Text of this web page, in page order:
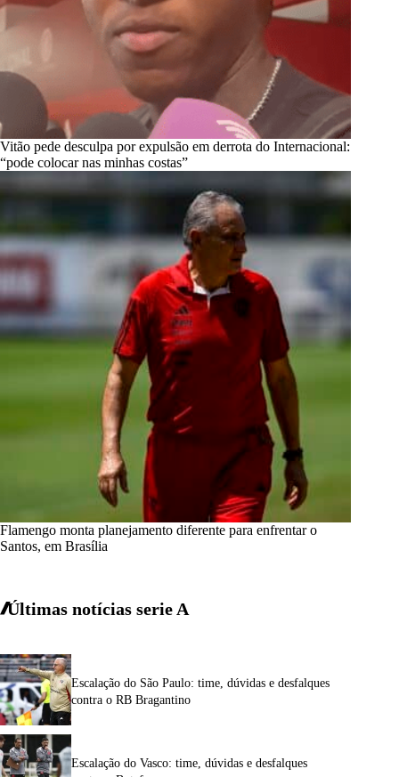
Vitão pede desculpa por expulsão em derrota do Internacional:
“pode colocar nas minhas costas”
Flamengo monta planejamento diferente para enfrentar o
Santos, em Brasília
Últimas notícias serie A
Escalação do São Paulo: time, dúvidas e desfalques
contra o RB Bragantino
Escalação do Vasco: time, dúvidas e desfalques